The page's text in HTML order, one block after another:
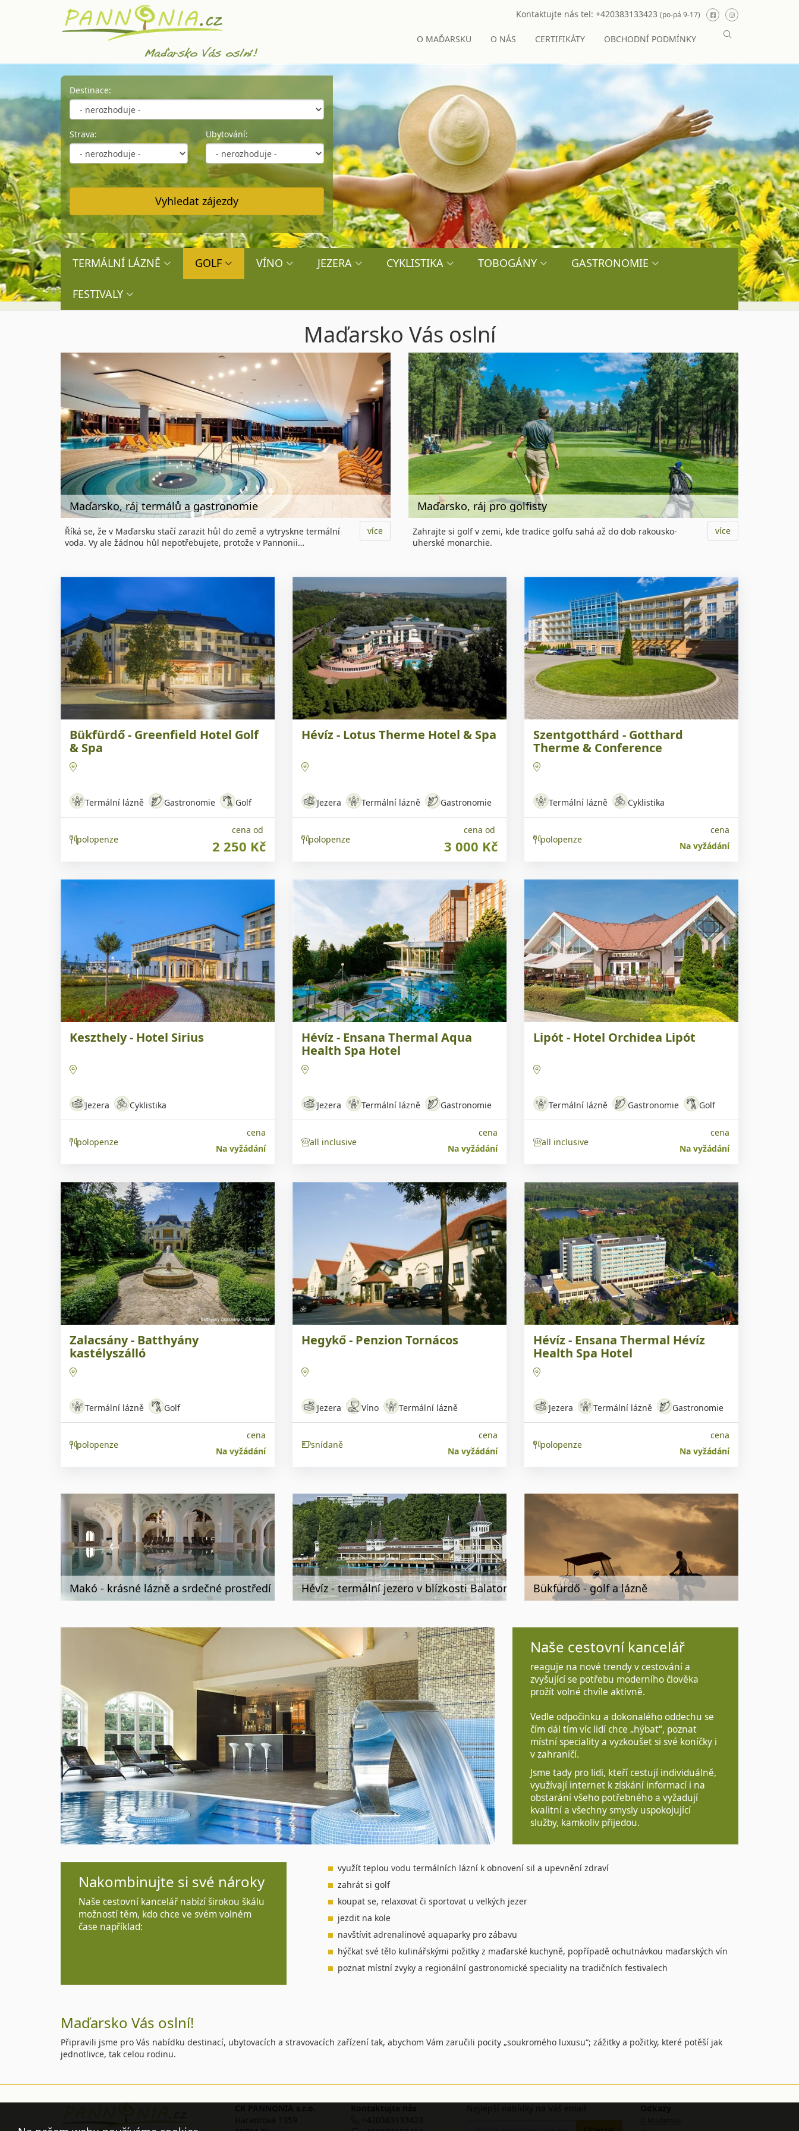
Kontaktujte nás tel: +420383133423 (po-pá 9-17)
O MAĎARSKU O NÁS CERTIFIKÁTY OBCHODNÍ PODMÍNKY
Destinace:
Strava: Ubytování:
Pouze lastminute zájezdy
Vyhledat zájezdy
TERMÁLNÍ LÁZNĚ GOLF VÍNO JEZERA CYKLISTIKA TOBOGÁNY GASTRONOMIE
FESTIVALY
Maďarsko Vás oslní
Maďarsko, ráj termálů a gastronomie
Říká se, že v Maďarsku stačí zarazit hůl do země a vytryskne termální
voda. Vy ale žádnou hůl nepotřebujete, protože v Pannonii…
více
Maďarsko, ráj pro golfisty
Zahrajte si golf v zemi, kde tradice golfu sahá až do dob rakousko-
uherské monarchie.
více
Bükfürdő - Greenfield Hotel Golf
& Spa
Termální lázně Gastronomie Golf
polopenze
cena od
2 250 Kč
Hévíz - Lotus Therme Hotel & Spa
Jezera Termální lázně Gastronomie
polopenze
cena od
3 000 Kč
Szentgotthárd - Gotthard
Therme & Conference
Termální lázně
Cyklistika
Aquaparky
polopenze
cena
Na vyžádání
Keszthely - Hotel Sirius
Jezera Cyklistika
polopenze
cena
Na vyžádání
Hévíz - Ensana Thermal Aqua
Health Spa Hotel
Jezera Termální lázně Gastronomie
all inclusive
cena
Na vyžádání
Lipót - Hotel Orchidea Lipót
Termální lázně Gastronomie Golf
all inclusive
cena
Na vyžádání
Zalacsány - Batthyány
kastélyszálló
Termální lázně Golf
polopenze
cena
Na vyžádání
Hegykő - Penzion Tornácos
Jezera Víno Termální lázně
snídaně
cena
Na vyžádání
Hévíz - Ensana Thermal Hévíz
Health Spa Hotel
Jezera Termální lázně Gastronomie
polopenze
cena
Na vyžádání
Makó - krásné lázně a srdečné prostředí Hévíz - termální jezero v blízkosti Balatonu Bükfürdő - golf a lázně
Naše cestovní kancelář
reaguje na nové trendy v cestování a
zvyšující se potřebu moderního člověka
prožít volné chvíle aktivně.
Vedle odpočinku a dokonalého oddechu se
čím dál tím víc lidí chce „hýbat“, poznat
místní speciality a vyzkoušet si své koníčky i
v zahraničí.
Jsme tady pro lidi, kteří cestují individuálně,
využívají internet k získání informací i na
obstarání všeho potřebného a vyžadují
kvalitní a všechny smysly uspokojující
služby, kamkoliv přijedou.
Nakombinujte si své nároky
Naše cestovní kancelář nabízí širokou škálu
možností těm, kdo chce ve svém volném
čase například:
využít teplou vodu termálních lázní k obnovení sil a upevnění zdraví
zahrát si golf
koupat se, relaxovat či sportovat u velkých jezer
jezdit na kole
navštívit adrenalinové aquaparky pro zábavu
hýčkat své tělo kulinářskými požitky z maďarské kuchyně, popřípadě ochutnávkou maďarských vín
poznat místní zvyky a regionální gastronomické speciality na tradičních festivalech
Maďarsko Vás oslní!
Připravili jsme pro Vás nabídku destinací, ubytovacích a stravovacích zařízení tak, abychom Vám zaručili pocity „soukromého luxusu“; zážitky a požitky, které potěší jak
jednotlivce, tak celou rodinu.